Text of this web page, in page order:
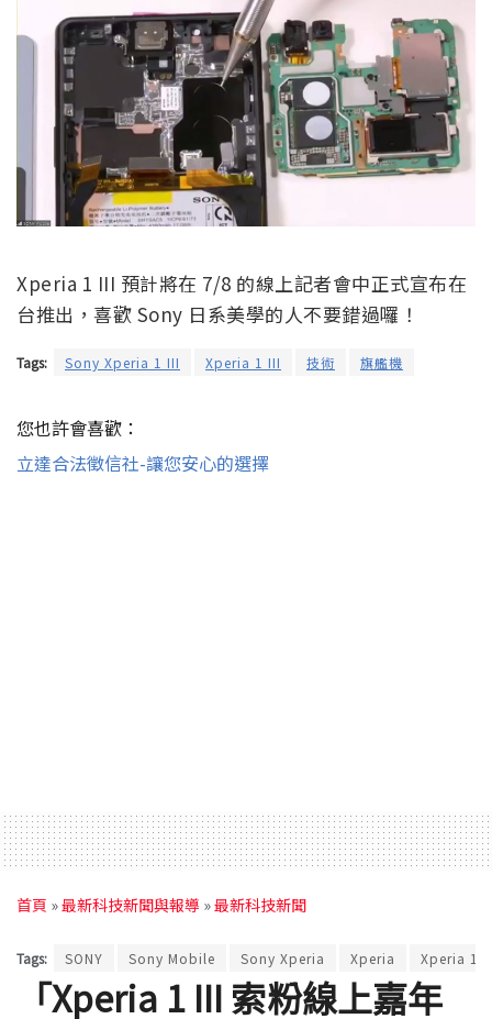
Xperia 1 III 預計將在 7/8 的線上記者會中正式宣布在
台推出，喜歡 Sony 日系美學的人不要錯過囉！
Tags: Sony Xperia 1 III Xperia 1 III 技術 旗艦機
您也許會喜歡：
立達合法徵信社-讓您安心的選擇
首頁 »最新科技新聞與報導 »最新科技新聞
Tags: SONY Sony Mobile Sony Xperia Xperia Xperia 1
「Xperia 1 III 索粉線上嘉年